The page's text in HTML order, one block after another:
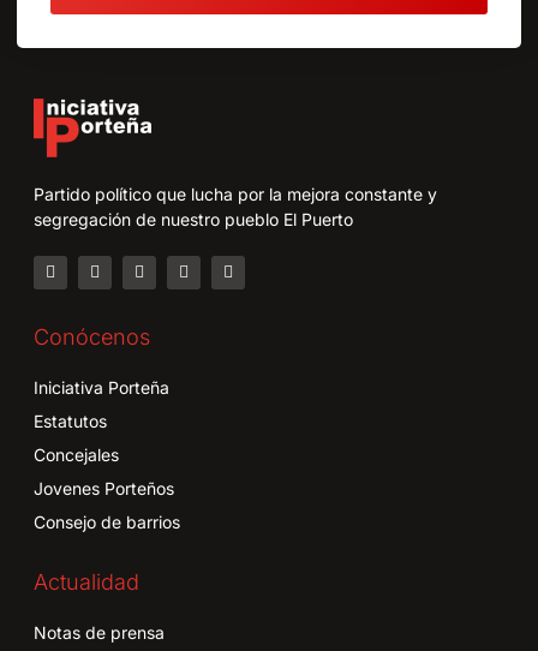
Partido político que lucha por la mejora constante y
segregación de nuestro pueblo El Puerto
Conócenos
Iniciativa Porteña
Estatutos
Concejales
Jovenes Porteños
Consejo de barrios
Actualidad
Notas de prensa